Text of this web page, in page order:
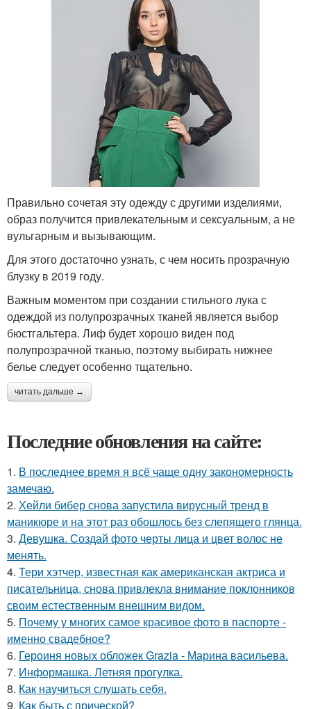
Правильно сочетая эту одежду с другими изделиями,
образ получится привлекательным и сексуальным, а не
вульгарным и вызывающим.
Для этого достаточно узнать, с чем носить прозрачную
блузку в 2019 году.
Важным моментом при создании стильного лука с
одеждой из полупрозрачных тканей является выбор
бюстгальтера. Лиф будет хорошо виден под
полупрозрачной тканью, поэтому выбирать нижнее
белье следует особенно тщательно.
читать дальше →
Последние обновления на сайте:
1. В последнее время я всё чаще одну закономерность
замечаю.
2. Хейли бибер снова запустила вирусный тренд в
маникюре и на этот раз обошлось без слепящего глянца.
3. Девушка. Создай фото черты лица и цвет волос не
менять.
4. Тери хэтчер, известная как американская актриса и
писательница, снова привлекла внимание поклонников
своим естественным внешним видом.
5. Почему у многих самое красивое фото в паспорте -
именно свадебное?
6. Героиня новых обложек Grazia - Марина васильева.
7. Информашка. Летняя прогулка.
8. Как научиться слушать себя.
9. Как быть с прической?